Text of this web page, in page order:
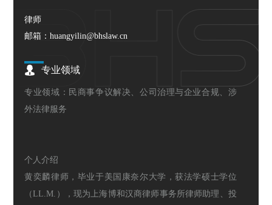
律师
邮箱：huangyilin@bhslaw.cn
专业领域
专业领域：民商事争议解决、公司治理与企业合规、涉
外法律服务
个人介绍
黄奕麟律师，毕业于美国康奈尔大学，获法学硕士学位
（LL.M.），现为上海博和汉商律师事务所律师助理、投